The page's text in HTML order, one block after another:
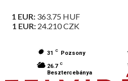
1 EUR: 363.75 HUF
1 EUR: 24.210CZK
31 C Pozsony
26.7 C
Besztercebánya